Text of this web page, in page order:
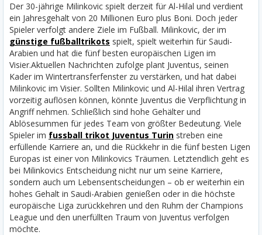
Der 30-jährige Milinkovic spielt derzeit für Al-Hilal und verdient
ein Jahresgehalt von 20 Millionen Euro plus Boni. Doch jeder
Spieler verfolgt andere Ziele im Fußball. Milinkovic, der im
günstige fußballtrikots spielt, spielt weiterhin für Saudi-
Arabien und hat die fünf besten europäischen Ligen im
Visier.Aktuellen Nachrichten zufolge plant Juventus, seinen
Kader im Wintertransferfenster zu verstärken, und hat dabei
Milinkovic im Visier. Sollten Milinkovic und Al-Hilal ihren Vertrag
vorzeitig auflösen können, könnte Juventus die Verpflichtung in
Angriff nehmen. Schließlich sind hohe Gehälter und
Ablösesummen für jedes Team von größter Bedeutung. Viele
Spieler im fussball trikot Juventus Turin streben eine
erfüllende Karriere an, und die Rückkehr in die fünf besten Ligen
Europas ist einer von Milinkovics Träumen. Letztendlich geht es
bei Milinkovics Entscheidung nicht nur um seine Karriere,
sondern auch um Lebensentscheidungen – ob er weiterhin ein
hohes Gehalt in Saudi-Arabien genießen oder in die höchste
europäische Liga zurückkehren und den Ruhm der Champions
League und den unerfüllten Traum von Juventus verfolgen
möchte.